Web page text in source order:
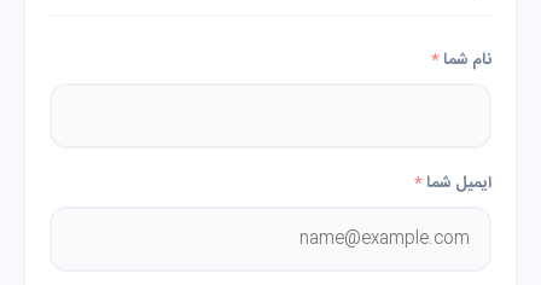
نام شما*
ایمیل شما*